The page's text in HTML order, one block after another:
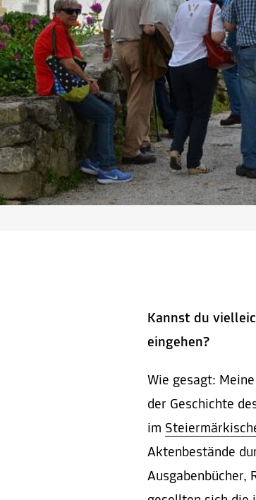
Kannst du
eingehen?
Wie gesagt:
der Geschichte
im
Aktenbestände
Ausgabenbücher,